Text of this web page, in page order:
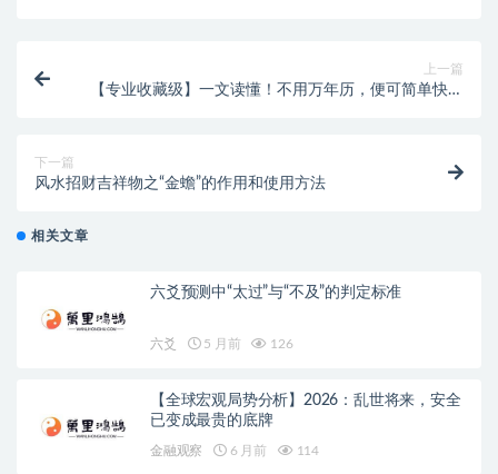
上一篇
【专业收藏级】一文读懂！不用万年历，便可简单快速
下一篇
风水招财吉祥物之“金蟾”的作用和使用方法
相关文章
六爻预测中“太过”与“不及”的判定标准
六爻 5 月前 126
【全球宏观局势分析】2026：乱世将来，安全
已变成最贵的底牌
金融观察 6 月前 114